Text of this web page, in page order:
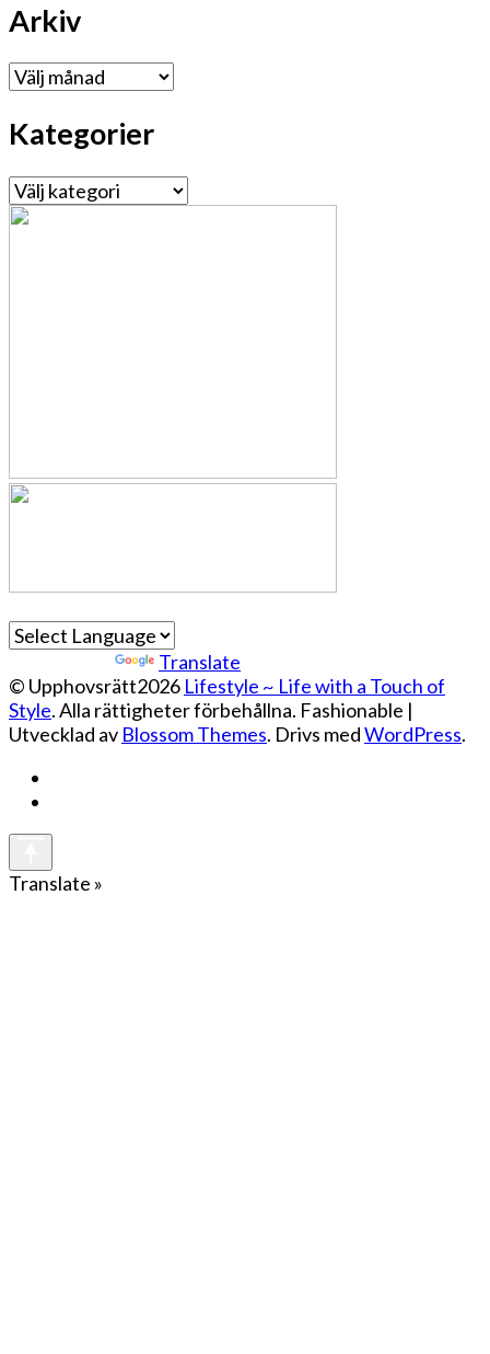
Arkiv
Arkiv
Kategorier
Kategorier
Translate
© Upphovsrätt2026 Lifestyle ~ Life with a Touch of
Style. Alla rättigheter förbehållna. Fashionable |
Utvecklad av Blossom Themes. Drivs medWordPress.
Translate »